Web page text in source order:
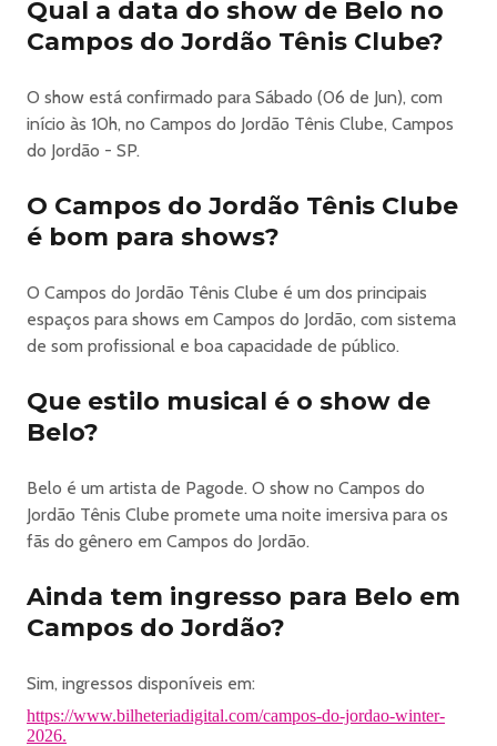
Campos Do Jordao Winter Festival Em Campos Do Jordao
- Pixote + Belo
🔥 CAMPOS DO JORDÃO WINTER FESTIVAL
O inverno ganha uma nova experiência nas montanhas ❄️
📍 Tênis Clube de Campos do Jordão
📅 05 e 06 de Junho a partir das 13:00 hs
Classificação: 18 anos | Menores somente acompanhando
⸻
SEXTA • 05/06
🔥 BEEF TOUR • Churrasco Experience
🎤 Edson & Hudson – 30 anos
🎧 Baile do Presidente a partir das 17h
⸻
🎶 SÁBADO • 06/06
ME LEVA FESTIVAL
🎤 Pixote
• bandas convidadas
🚀 MAIS QUE UM EVENTO
Uma experiência completa com gastronomia, música e
atmosfera única em um dos destinos mais desejados do
Qual a data do show de Belo no
Campos do Jordão Tênis Clube?
O show está confirmado para Sábado (06 de Jun), com
início às 10h, no Campos do Jordão Tênis Clube, Campos
do Jordão - SP.
O Campos do Jordão Tênis Clube
é bom para shows?
O Campos do Jordão Tênis Clube é um dos principais
espaços para shows em Campos do Jordão, com sistema
de som profissional e boa capacidade de público.
Que estilo musical é o show de
Belo?
Belo é um artista de Pagode. O show no Campos do
Jordão Tênis Clube promete uma noite imersiva para os
fãs do gênero em Campos do Jordão.
Ainda tem ingresso para Belo em
Campos do Jordão?
Sim, ingressos disponíveis em:
https://www.bilheteriadigital.com/campos-do-jordao-winter-
2026.